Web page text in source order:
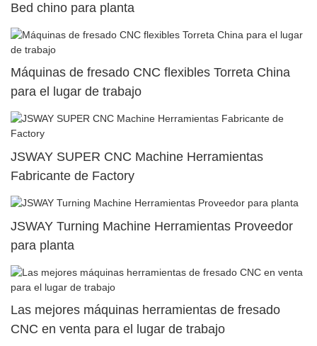
Bed chino para planta
Máquinas de fresado CNC flexibles Torreta China
para el lugar de trabajo
JSWAY SUPER CNC Machine Herramientas
Fabricante de Factory
JSWAY Turning Machine Herramientas Proveedor
para planta
Las mejores máquinas herramientas de fresado
CNC en venta para el lugar de trabajo